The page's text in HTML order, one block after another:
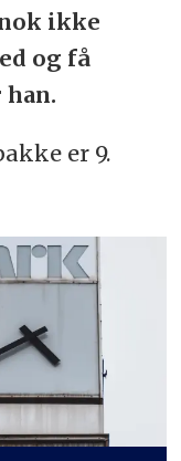
ikke
og få
er 9.